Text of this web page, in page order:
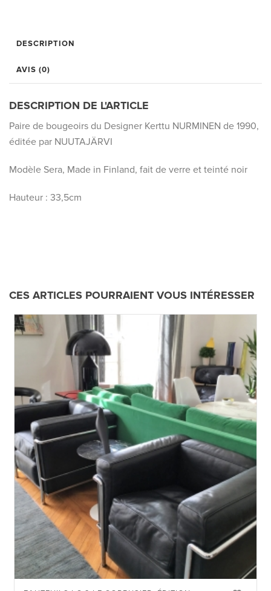
DESCRIPTION
AVIS (0)
DESCRIPTION DE L'ARTICLE
Paire de bougeoirs du Designer Kerttu NURMINEN de 1990,
éditée par NUUTAJÄRVI
Modèle Sera, Made in Finland, fait de verre et teinté noir
Hauteur : 33,5cm
CES ARTICLES POURRAIENT VOUS INTÉRESSER